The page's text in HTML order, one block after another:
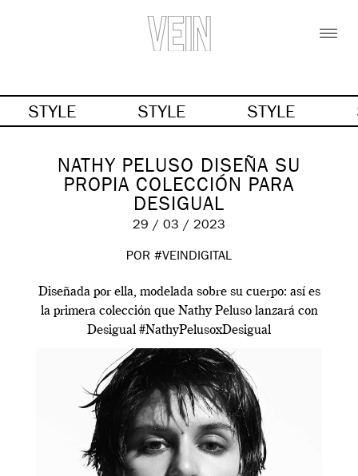
STYLE STYLE STYLE
NATHY PELUSO DISEÑA SU
PROPIA COLECCIÓN PARA
DESIGUAL
29 / 03 / 2023
POR #VEINDIGITAL
Diseñada por ella, modelada sobre su cuerpo: así es
la primera colección que Nathy Peluso lanzará con
Desigual #NathyPelusoxDesigual